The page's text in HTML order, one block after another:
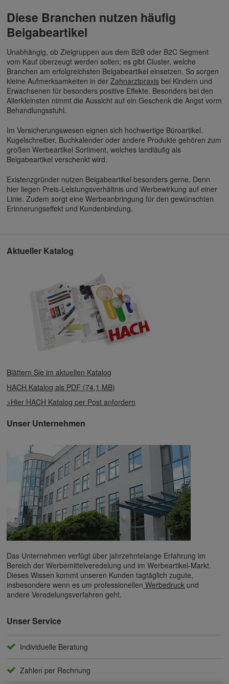
Diese Branchen nutzen häufig
Beigabeartikel
Unabhängig, ob Zielgruppen aus dem B2B oder B2C Segment
vom Kauf überzeugt werden sollen; es gibt Cluster, welche
Branchen am erfolgreichsten Beigabeartikel einsetzen. So sorgen
kleine Aufmerksamkeiten in derZahnarztpraxis bei Kindern und
Erwachsenen für besonders positive Effekte. Besonders bei den
Allerkleinsten nimmt die Aussicht auf ein Geschenk die Angst vorm
Behandlungsstuhl.
Im Versicherungswesen eignen sich hochwertige Büroartikel.
Kugelschreiber, Buchkalender oder andere Produkte gehören zum
großen Werbeartikel Sortiment, welches landläufig als
Beigabeartikel verschenkt wird.
Existenzgründer nutzen Beigabeartikel besonders gerne. Denn
hier liegen Preis-Leistungsverhältnis und Werbewirkung auf einer
Linie. Zudem sorgt eine Werbeanbringung für den gewünschten
Erinnerungseffekt und Kundenbindung.
Aktueller Katalog
Blättern Sie im aktuellen Katalog
HACH Katalog als PDF (74,1 MB)
>Hier HACH Katalog per Post anfordern
Unser Unternehmen
Das Unternehmen verfügt über jahrzehntelange Erfahrung im
Bereich der Werbemittelveredelung und im Werbeartikel-Markt.
Dieses Wissen kommt unseren Kunden tagtäglich zugute,
insbesondere wenn es um professionellen Werbedruck und
andere Veredelungsverfahren geht.
Unser Service
Individuelle Beratung
Zahlen per Rechnung